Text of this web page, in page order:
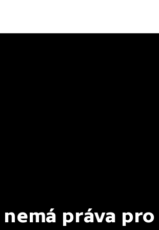
nemá práva